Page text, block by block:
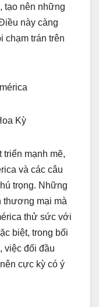
tạo nên những
này càng
chạm trán trên
Kỳ
triển mạnh mẽ,
và các câu
trọng. Những
thương mại mà
thử sức với
biệt, trong bối
việc đối đầu
cực kỳ có ý